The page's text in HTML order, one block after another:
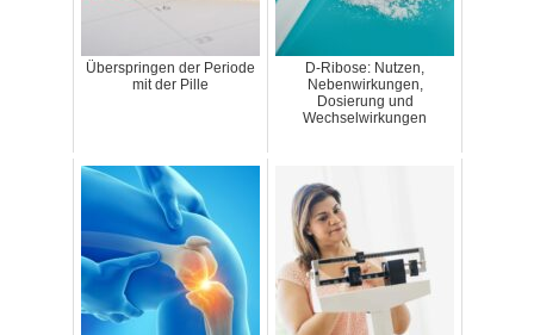
Überspringen der Periode
mit der Pille
D-Ribose: Nutzen,
Nebenwirkungen,
Dosierung und
Wechselwirkungen